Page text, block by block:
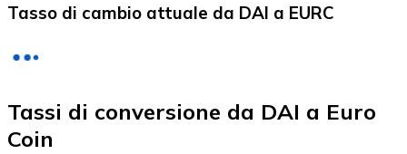
Tasso di cambio attuale da DAI a EURC
Tassi di conversione da DAI a Euro
Coin